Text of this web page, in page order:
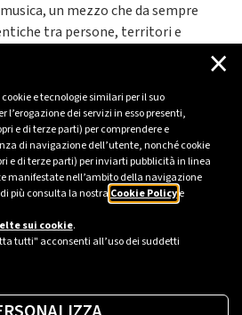
e tecnologie similari per il suo
l’erogazione dei servizi in esso presenti,
e di terze parti) per comprendere e
di navigazione dell’utente, nonché cookie
e di terze parti) per inviarti pubblicità in linea
manifestate nell’ambito della navigazione
più consulta la nostra Cookie Policye
sui cookie.
tutti" acconsenti all’uso dei suddetti
×
un mezzo che da sempre
tra persone, territori e
iniziative ed eventi?
Scopri di più